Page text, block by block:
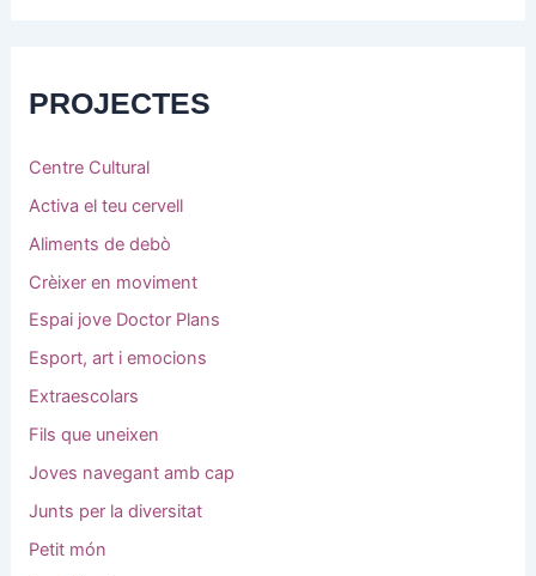
PROJECTES
Centre Cultural
Activa el teu cervell
Aliments de debò
Crèixer en moviment
Espai jove Doctor Plans
Esport, art i emocions
Extraescolars
Fils que uneixen
Joves navegant amb cap
Junts per la diversitat
Petit món